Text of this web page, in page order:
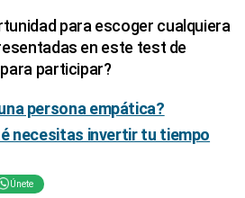
para escoger cualquiera
en este test de
participar?
persona empática?
necesitas invertir tu tiempo
Únete